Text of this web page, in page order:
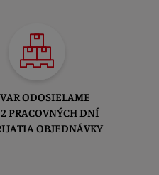
ODOSIELAME
PRACOVNÝCH DNÍ
OBJEDNÁVKY